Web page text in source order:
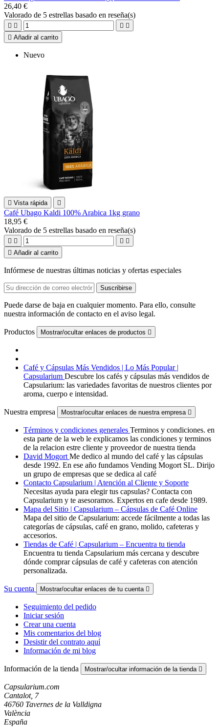
26,40 €
Valorado de 5 estrellas basado en reseña(s)
   
 Añadir al carrito
Nuevo
 Vista rápida 
Café Ubago Kaldi 100% Arabica 1kg grano
18,95 €
Valorado de 5 estrellas basado en reseña(s)
   
 Añadir al carrito
Infórmese de nuestras últimas noticias y ofertas especiales
Puede darse de baja en cualquier momento. Para ello, consulte
nuestra información de contacto en el aviso legal.
Productos Mostrar/ocultar enlaces de productos 
Café y Cápsulas Más Vendidos | Lo Más Popular |
Capsularium Descubre los cafés y cápsulas más vendidos de
Capsularium: las variedades favoritas de nuestros clientes por
aroma, cuerpo e intensidad.
Nuestra empresa Mostrar/ocultar enlaces de nuestra empresa 
Términos y condiciones generales Terminos y condiciones. en
esta parte de la web le explicamos las condiciones y terminos
de la relacion estre cliente y proveedor de nuestra tienda
David Mogort Me dedico al mundo del café y las cápsulas
desde 1992. En ese año fundamos Vending Mogort SL. Dirijo
un grupo de empresas que se dedica al café
Contacto Capsularium | Atención al Cliente y Soporte
Necesitas ayuda para elegir tus capsulas? Contacta con
Capsularium y te asesoramos. Expertos en cafe desde 1989.
Mapa del Sitio | Capsularium – Cápsulas de Café Online
Mapa del sitio de Capsularium: accede fácilmente a todas las
categorías de cápsulas, café en grano, molido, cafeteras y
accesorios.
Tiendas de Café | Capsularium – Encuentra tu tienda
Encuentra tu tienda Capsularium más cercana y descubre
dónde comprar cápsulas de café y cafeteras con atención
personalizada.
Su cuenta Mostrar/ocultar enlaces de tu cuenta 
Seguimiento del pedido
Iniciar sesión
Crear una cuenta
Mis comentarios del blog
Desistir del contrato aquí
Información de mi blog
Información de la tienda Mostrar/ocultar información de la tienda 
Capsularium.com
Cantalot, 7
46760 Tavernes de la Valldigna
València
España